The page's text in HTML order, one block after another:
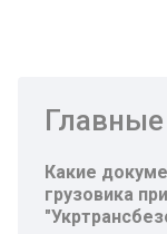
Какие
грузовика